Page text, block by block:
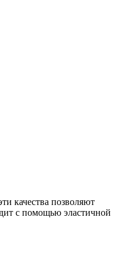
качества позволяют
с помощью эластичной